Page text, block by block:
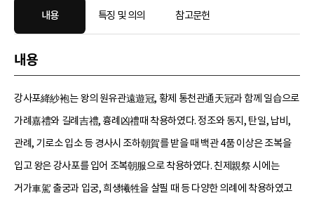
내용 특징 및 의의 참고문헌
내용
강사포絳紗袍는 왕의 원유관遠遊冠, 황제 통천관通天冠과 함께 일습으로
가례嘉禮와 길례吉禮, 흉례凶禮때 착용하였다. 정조와 동지, 탄일, 납비,
관례, 기로소 입소 등 경사시 조하朝賀를 받을 때 백관 4품 이상은 조복을
입고 왕은 강사포를 입어 조복朝服으로 착용하였다. 친제親祭 시에는
거가車駕 출궁과 입궁, 희생犧牲을 살필 때 등 다양한 의례에 착용하였고